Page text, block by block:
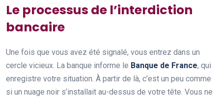
Le processus de l’interdiction
bancaire
Une fois que vous avez été signalé, vous entrez dans un
cercle vicieux. La banque informe le Banque de France, qui
enregistre votre situation. À partir de là, c’est un peu comme
si un nuage noir s’installait au-dessus de votre tête. Vous ne